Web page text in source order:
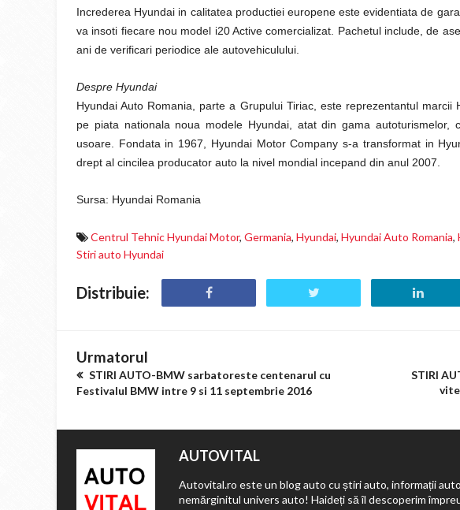
Increderea Hyundai in calitatea productiei europene este evidentiata de
va insoti fiecare nou model i20 Active comercializat. Pachetul include, de
ani de verificari periodice ale autovehiculului.
Despre Hyundai
Hyundai Auto Romania, parte a Grupului Tiriac, este reprezentantul
pe piata nationala noua modele Hyundai, atat din gama autoturismelor,
usoare. Fondata in 1967, Hyundai Motor Company s-a transformat in
drept al cincilea producator auto la nivel mondial incepand din anul 2007.
Sursa: Hyundai Romania
Centrul Tehnic Hyundai Motor, Germania, Hyundai, Hyundai Auto Romania,
Stiri auto Hyundai
Distribuie:
Urmatorul
STIRI AUTO-BMW sarbatoreste centenarul cu
Festivalul BMW intre 9 si 11 septembrie 2016
STIRI
AUTOVITAL
Autovital.ro este un blog auto cu știri auto, informații
nemărginitul univers auto! Haideți să îl descoperim